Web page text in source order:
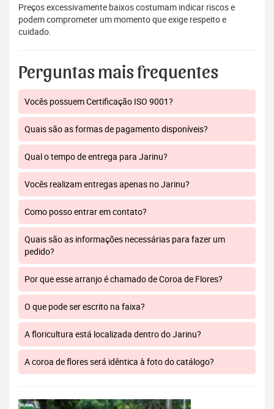
Preços excessivamente baixos costumam indicar riscos e
podem comprometer um momento que exige respeito e
cuidado.
Perguntas mais frequentes
Vocês possuem Certificação ISO 9001?
Quais são as formas de pagamento disponíveis?
Qual o tempo de entrega para Jarinu?
Vocês realizam entregas apenas no Jarinu?
Como posso entrar em contato?
Quais são as informações necessárias para fazer um
pedido?
Por que esse arranjo é chamado de Coroa de Flores?
O que pode ser escrito na faixa?
A floricultura está localizada dentro do Jarinu?
A coroa de flores será idêntica à foto do catálogo?